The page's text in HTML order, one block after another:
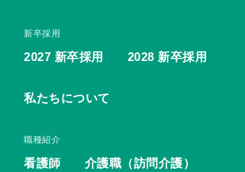
新卒採用
2027 新卒採用 2028 新卒採用
私たちについて
職種紹介
看護師
介護職（訪問介護）